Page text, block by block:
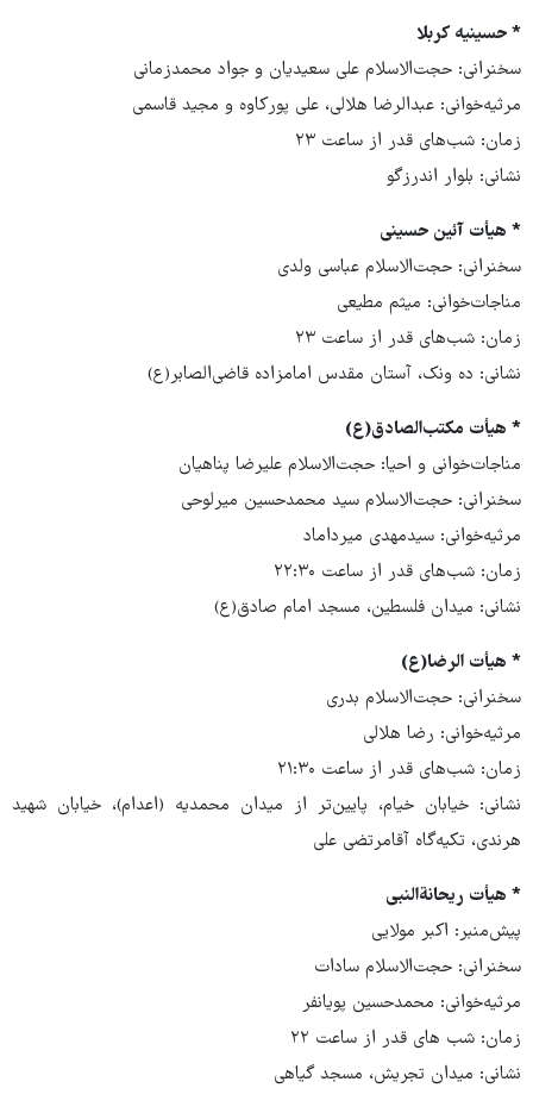
* حسینیه کربلا
سخنرانی: حجت‌الاسلام علی سعیدیان و جواد محمدزمانی
مرثیه‌خوانی: عبدالرضا هلالی، علی پورکاوه و مجید قاسمی
زمان: شب‌های قدر از ساعت ۲۳
نشانی: بلوار اندرزگو
* هیأت آئین حسینی
سخنرانی: حجت‌الاسلام عباسی ولدی
مناجات‌خوانی: میثم مطیعی
زمان: شب‌های قدر از ساعت ۲۳
نشانی: ده ونک، آستان مقدس امامزاده قاضی‌الصابر(ع)
* هیأت مکتب‌الصادق(ع)
مناجات‌خوانی و احیا: حجت‌الاسلام علیرضا پناهیان
سخنرانی: حجت‌الاسلام سید محمدحسین میرلوحی
مرثیه‌خوانی: سیدمهدی میرداماد
زمان: شب‌های قدر از ساعت ۲۲:۳۰
نشانی: میدان فلسطین، مسجد امام صادق(ع)
* هیأت الرضا(ع)
سخنرانی: حجت‌الاسلام بدری
مرثیه‌خوانی: رضا هلالی
زمان: شب‌های قدر از ساعت ۲۱:۳۰
نشانی: خیابان خیام، پایین‌تر از میدان محمدیه (اعدام)، خیابان شهید
هرندی، تکیه‌گاه آقامرتضی علی
* هیأت ریحانةالنبی
پیش‌منبر: اکبر مولایی
سخنرانی: حجت‌الاسلام سادات
مرثیه‌خوانی: محمدحسین پویانفر
زمان: شب های قدر از ساعت ۲۲
نشانی: میدان تجریش، مسجد گیاهی